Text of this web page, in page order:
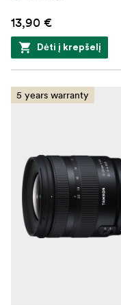
13,90 €
Dėti į krepšelį
5 years warranty